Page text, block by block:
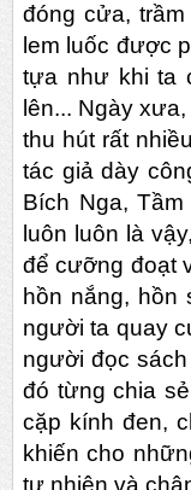
đóng cửa,
lem luốc được
tựa như khi ta
lên... Ngày
thu hút rất
tác giả dày
Bích Nga,
luôn luôn là
để cưỡng đoạt
hồn nắng,
người ta quay
người đọc
đó từng chia
cặp kính đen,
khiến cho